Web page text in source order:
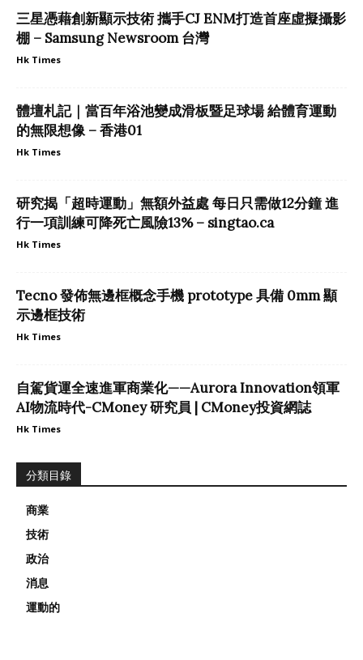
三星憑藉創新顯示技術 攜手CJ ENM打造首座虛擬攝影
棚 – Samsung Newsroom 台灣
Hk Times
體壇札記｜當百年浴池變成滑板暨足球場 給體育運動
的無限想像 – 香港01
Hk Times
研究揭「超時運動」無額外益處 每日只需做12分鐘 進
行一項訓練可降死亡風險13% – singtao.ca
Hk Times
Tecno 發佈無邊框概念手機 prototype 具備 0mm 顯
示邊框技術
Hk Times
自駕貨運全速進軍商業化——Aurora Innovation領軍
AI物流時代-CMoney 研究員 | CMoney投資網誌
Hk Times
分類目錄
商業
技術
政治
消息
運動的